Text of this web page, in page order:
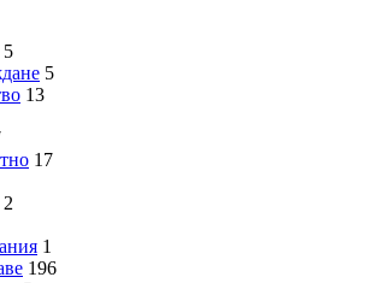
5
5
13
17
2
1
196